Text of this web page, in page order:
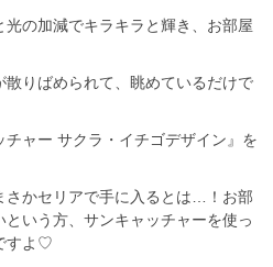
の加減でキラキラと輝き、お部屋
りばめられて、眺めているだけで
ャー サクラ・イチゴデザイン』を
さかセリアで手に入るとは…！お部
いう方、サンキャッチャーを使っ
すよ♡